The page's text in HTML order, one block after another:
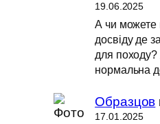
19.06.2025
А чи можете
досвіду де
для
нормальна
Образцов
17.01.2025